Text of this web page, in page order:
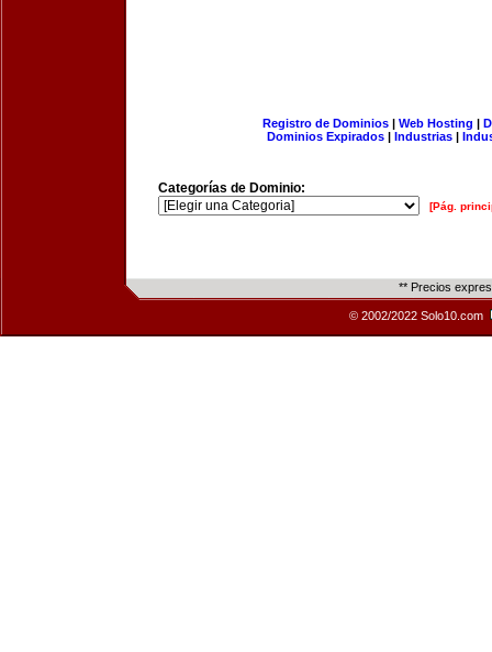
Registro de Dominios| Web Hosting |
Dominios Expirados | Industrias |
Categorías de Dominio:
[Pág.
** Precios
© 2002/2022 Solo10.com